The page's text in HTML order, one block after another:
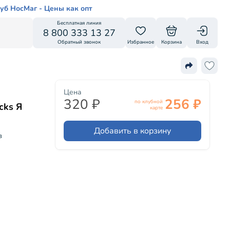
НосМаг - Цены как опт
Бесплатная линия
8 800 333 13 27
Обратный звонок Избранное Корзина Вход
Я
Цена
320 ₽
по клубной
карте 256 ₽
Добавить в корзину